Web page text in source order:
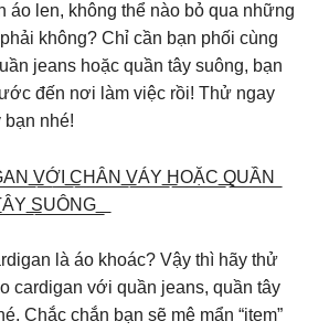
áo len, không thể nào bỏ qua những
không? Chỉ cần bạn phối cùng
jeans hoặc quần tây suông, bạn
đến nơi làm việc rồi! Thử ngay
bạn nhé!
͟V͟Ớ͟I͟ ͟C͟H͟Â͟N͟ ͟V͟Á͟Y͟ ͟H͟O͟Ặ͟C͟ ͟Q͟U͟Ầ͟N͟
͟S͟U͟Ô͟N͟G͟
là áo khoác? Vậy thì hãy thử
cardigan với quần jeans, quần tây
Chắc chắn bạn sẽ mê mẩn “item”